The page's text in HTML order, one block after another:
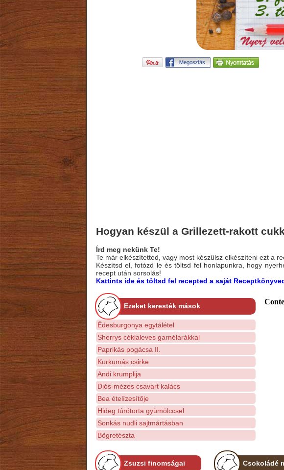
Hogyan készül a Grillezett-rakott
Írd meg nekünk Te!
Te már elkészítetted, vagy most készülsz elkészíteni ezt a
Készítsd el, fotózd le és töltsd fel honlapunkra, hogy
recept után sorsolás!
Kattints ide és töltsd fel recepted a saját
Ezeket keresték mások
Édesburgonya egytálétel
Sherrys céklaleves garnélarákkal
Paprikás pogácsa II.
Kurkumás csirke
Andi krumplija
Diós-mézes csavart kalács
Bea ételízesítője
Hideg túrótorta gyümölccsel
Sonkás nudli sajtmártásban
Bögretészta
Zsuzsi finomságai Csokoládé